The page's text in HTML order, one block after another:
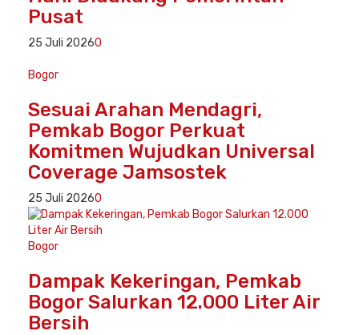
Pusat
25 Juli 20260
Bogor
Sesuai Arahan Mendagri,
Pemkab Bogor Perkuat
Komitmen Wujudkan Universal
Coverage Jamsostek
25 Juli 20260
Bogor
Dampak Kekeringan, Pemkab
Bogor Salurkan 12.000 Liter Air
Bersih